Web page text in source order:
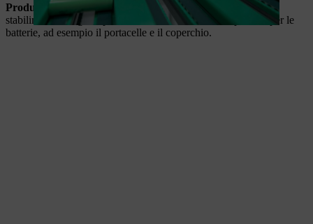
Produzione di componenti in plastica STIHL:
nell'apposito
stabilimento vengono prodotti numerosi elementi in plastica per le
batterie, ad esempio il portacelle e il coperchio.